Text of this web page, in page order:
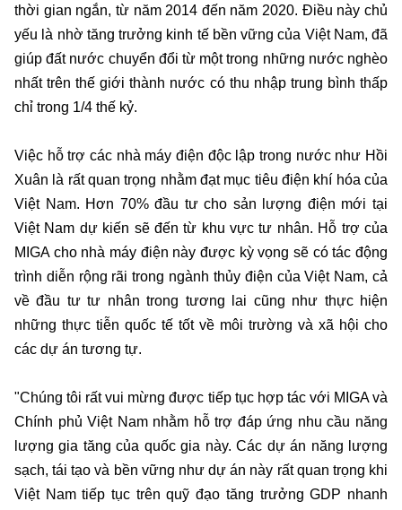
thời gian ngắn, từ năm 2014 đến năm 2020. Điều này chủ
yếu là nhờ tăng trưởng kinh tế bền vững của Việt Nam, đã
giúp đất nước chuyển đổi từ một trong những nước nghèo
nhất trên thế giới thành nước có thu nhập trung bình thấp
chỉ trong 1/4 thế kỷ.
Việc hỗ trợ các nhà máy điện độc lập trong nước như Hồi
Xuân là rất quan trọng nhằm đạt mục tiêu điện khí hóa của
Việt Nam. Hơn 70% đầu tư cho sản lượng điện mới tại
Việt Nam dự kiến sẽ đến từ khu vực tư nhân. Hỗ trợ của
MIGA cho nhà máy điện này được kỳ vọng sẽ có tác động
trình diễn rộng rãi trong ngành thủy điện của Việt Nam, cả
về đầu tư tư nhân trong tương lai cũng như thực hiện
những thực tiễn quốc tế tốt về môi trường và xã hội cho
các dự án tương tự.
"Chúng tôi rất vui mừng được tiếp tục hợp tác với MIGA và
Chính phủ Việt Nam nhằm hỗ trợ đáp ứng nhu cầu năng
lượng gia tăng của quốc gia này. Các dự án năng lượng
sạch, tái tạo và bền vững như dự án này rất quan trọng khi
Việt Nam tiếp tục trên quỹ đạo tăng trưởng GDP nhanh